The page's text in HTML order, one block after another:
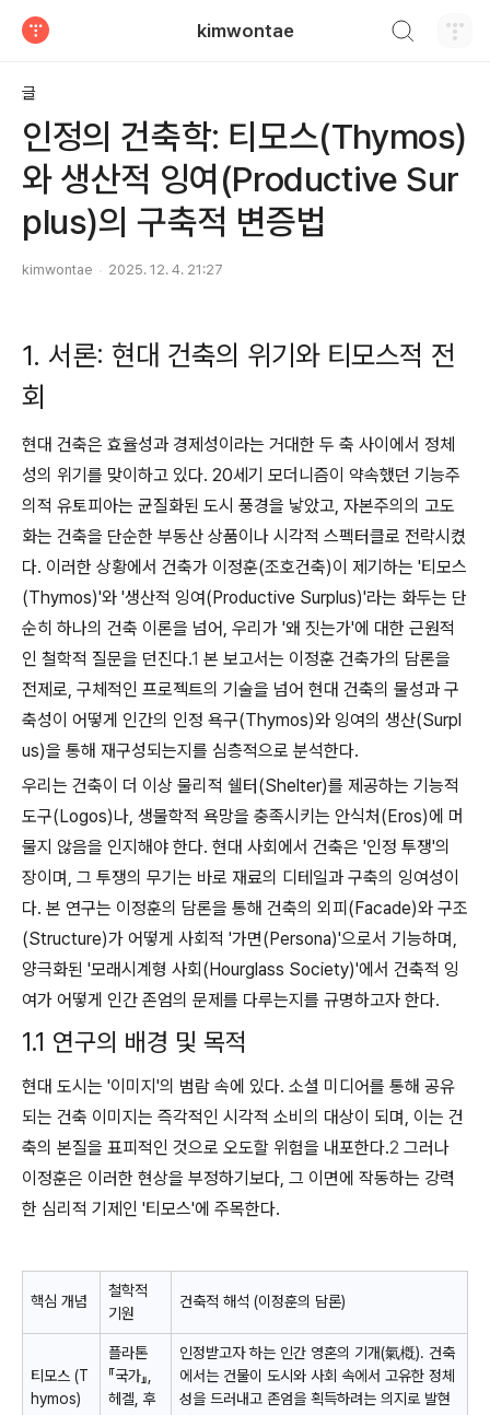
kimwontae
글
인정의 건축학: 티모스(Thymos)
와 생산적 잉여(Productive Sur
plus)의 구축적 변증법
kimwontae 2025. 12. 4. 21:27
1. 서론: 현대 건축의 위기와 티모스적 전
회
현대 건축은 효율성과 경제성이라는 거대한 두 축 사이에서 정체
성의 위기를 맞이하고 있다. 20세기 모더니즘이 약속했던 기능주
의적 유토피아는 균질화된 도시 풍경을 낳았고, 자본주의의 고도
화는 건축을 단순한 부동산 상품이나 시각적 스펙터클로 전락시켰
다. 이러한 상황에서 건축가 이정훈(조호건축)이 제기하는 '티모스
(Thymos)'와 '생산적 잉여(Productive Surplus)'라는 화두는 단
순히 하나의 건축 이론을 넘어, 우리가 '왜 짓는가'에 대한 근원적
인 철학적 질문을 던진다.1 본 보고서는 이정훈 건축가의 담론을
전제로, 구체적인 프로젝트의 기술을 넘어 현대 건축의 물성과 구
축성이 어떻게 인간의 인정 욕구(Thymos)와 잉여의 생산(Surpl
us)을 통해 재구성되는지를 심층적으로 분석한다.
우리는 건축이 더 이상 물리적 쉘터(Shelter)를 제공하는 기능적
도구(Logos)나, 생물학적 욕망을 충족시키는 안식처(Eros)에 머
물지 않음을 인지해야 한다. 현대 사회에서 건축은 '인정 투쟁'의
장이며, 그 투쟁의 무기는 바로 재료의 디테일과 구축의 잉여성이
다. 본 연구는 이정훈의 담론을 통해 건축의 외피(Facade)와 구조
(Structure)가 어떻게 사회적 '가면(Persona)'으로서 기능하며,
양극화된 '모래시계형 사회(Hourglass Society)'에서 건축적 잉
여가 어떻게 인간 존엄의 문제를 다루는지를 규명하고자 한다.
1.1 연구의 배경 및 목적
현대 도시는 '이미지'의 범람 속에 있다. 소셜 미디어를 통해 공유
되는 건축 이미지는 즉각적인 시각적 소비의 대상이 되며, 이는 건
축의 본질을 표피적인 것으로 오도할 위험을 내포한다.2 그러나
이정훈은 이러한 현상을 부정하기보다, 그 이면에 작동하는 강력
한 심리적 기제인 '티모스'에 주목한다.
핵심 개념
철학적
기원
건축적 해석 (이정훈의 담론)
티모스 (T
hymos)
플라톤
『국가』,
헤겔, 후
인정받고자 하는 인간 영혼의 기개(氣槪). 건축
에서는 건물이 도시와 사회 속에서 고유한 정체
성을 드러내고 존엄을 획득하려는 의지로 발현